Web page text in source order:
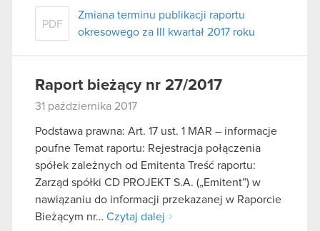
PDF
Zmiana terminu publikacji raportu
okresowego za III kwartał 2017 roku
Raport bieżący nr 27/2017
31 października 2017
Podstawa prawna: Art. 17 ust. 1 MAR – informacje
poufne Temat raportu: Rejestracja połączenia
spółek zależnych od Emitenta Treść raportu:
Zarząd spółki CD PROJEKT S.A. („Emitent”) w
nawiązaniu do informacji przekazanej w Raporcie
Bieżącym nr… Czytaj dalej